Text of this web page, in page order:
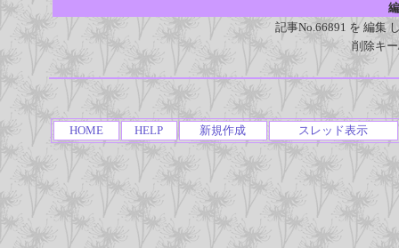
記事No.66891 を 編集
削除キ
HOME HELP 新規作成 スレッド表示